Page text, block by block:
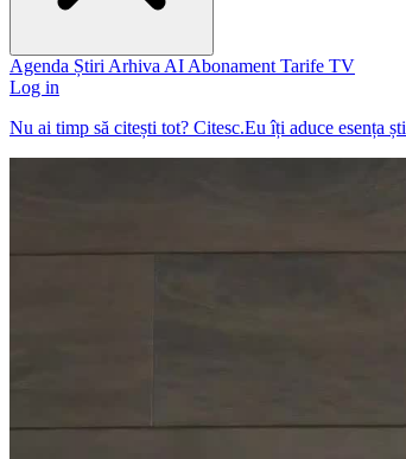
Agenda Știri Arhiva AI Abonament Tarife TV
Log in
Nu ai timp să citești tot? Citesc.Eu îți aduce esența